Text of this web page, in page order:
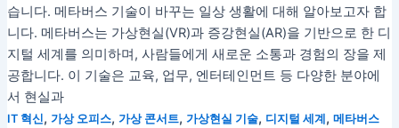
습니다. 메타버스 기술이 바꾸는 일상 생활에 대해 알아보고자 합
니다. 메타버스는 가상현실(VR)과 증강현실(AR)을 기반으로 한 디
지털 세계를 의미하며, 사람들에게 새로운 소통과 경험의 장을 제
공합니다. 이 기술은 교육, 업무, 엔터테인먼트 등 다양한 분야에
서 현실과
IT 혁신, 가상 오피스, 가상 콘서트, 가상현실 기술, 디지털 세계 , 메타버스